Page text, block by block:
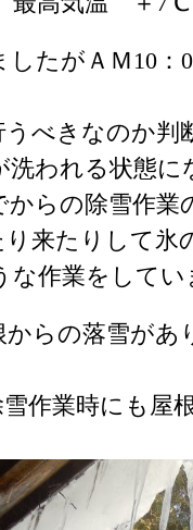
たがＡＭ10
べきなのか判
われる状態
らの除雪作
り来たりして
な作業をしてい
らの落雪が
作業時にも屋